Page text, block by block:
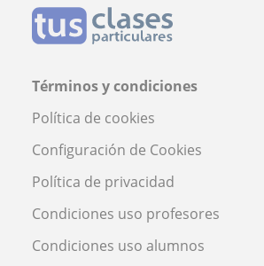
Términos y condiciones
Política de cookies
Configuración de Cookies
Política de privacidad
Condiciones uso profesores
Condiciones uso alumnos